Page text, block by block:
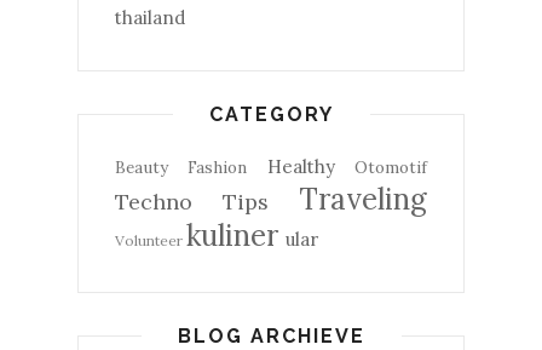
thailand
CATEGORY
Beauty Fashion Healthy Otomotif
Techno Tips Traveling
Volunteer kuliner ular
BLOG ARCHIEVE